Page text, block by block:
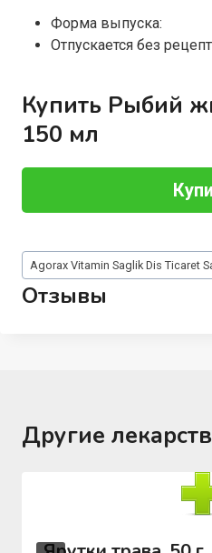
Форма выпуска:
Отпускается без
Купить Рыбий
150 мл
Метки
записи:
Agorax Vitamin Saglik Dis Ticaret
Отзывы
Другие